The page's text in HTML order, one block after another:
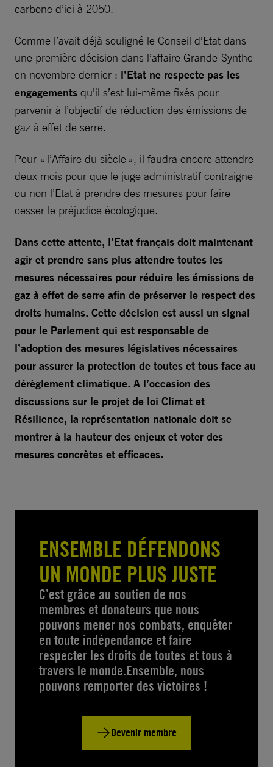
carbone d’ici à 2050.
Comme l’avait déjà souligné le Conseil d’Etat dans
une première décision dans l’affaire Grande-Synthe
en novembre dernier : l’Etat ne respecte pas les
engagements qu’il s’est lui-même fixés pour
parvenir à l’objectif de réduction des émissions de
gaz à effet de serre.
Pour « l’Affaire du siècle », il faudra encore attendre
deux mois pour que le juge administratif contraigne
ou non l’Etat à prendre des mesures pour faire
cesser le préjudice écologique.
Dans cette attente, l’Etat français doit maintenant
agir et prendre sans plus attendre toutes les
mesures nécessaires pour réduire les émissions de
gaz à effet de serre afin de préserver le respect des
droits humains. Cette décision est aussi un signal
pour le Parlement qui est responsable de
l’adoption des mesures législatives nécessaires
pour assurer la protection de toutes et tous face au
dérèglement climatique. A l’occasion des
discussions sur le projet de loi Climat et
Résilience, la représentation nationale doit se
montrer à la hauteur des enjeux et voter des
mesures concrètes et efficaces.
ENSEMBLE DÉFENDONS
UN MONDE PLUS JUSTE
C’est grâce au soutien de nos
membres et donateurs que nous
pouvons mener nos combats, enquêter
en toute indépendance et faire
respecter les droits de toutes et tous à
travers le monde.Ensemble, nous
pouvons remporter des victoires !
Devenir membre